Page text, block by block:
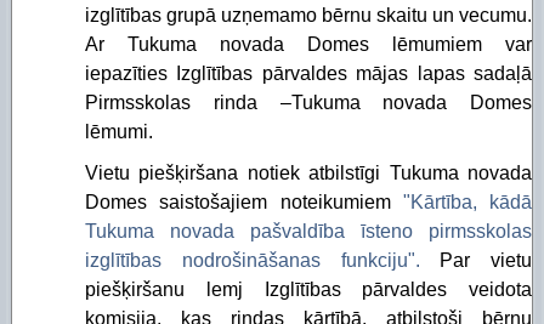
izglītības grupā uzņemamo bērnu skaitu un vecumu.
Ar Tukuma novada Domes lēmumiem var
iepazīties Izglītības pārvaldes mājas lapas sadaļā
Pirmsskolas rinda –Tukuma novada Domes
lēmumi.
Vietu piešķiršana notiek atbilstīgi Tukuma novada
Domes saistošajiem noteikumiem"Kārtība, kādā
Tukuma novada pašvaldība īsteno pirmsskolas
izglītības nodrošināšanas funkciju". Par vietu
piešķiršanu lemj Izglītības pārvaldes veidota
komisija, kas rindas kārtībā, atbilstoši bērnu